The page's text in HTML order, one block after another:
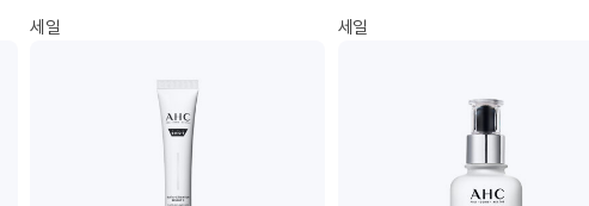
세일 세일